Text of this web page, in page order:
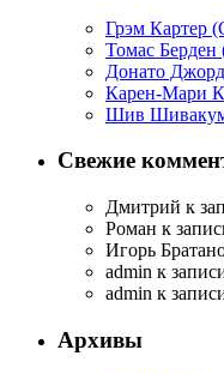
Грэм Картер
Томас Берден
Донато
Карен-Мари
Шив
Свежие
Дмитрий к
Роман к
Игорь
admin к
admin к
Архивы